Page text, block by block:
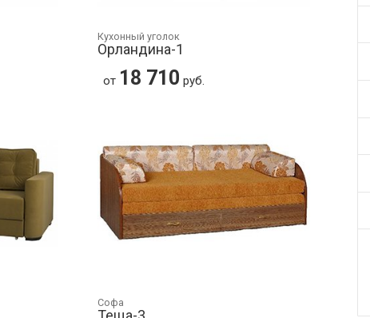
Кухонный уголок
Орландина-1
от 18 710 руб.
Софа